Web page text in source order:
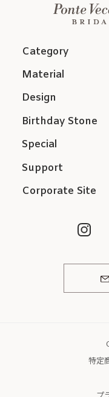
Category
Support
Corporate Site
Material
Design
Birthday Stone
Special
特定